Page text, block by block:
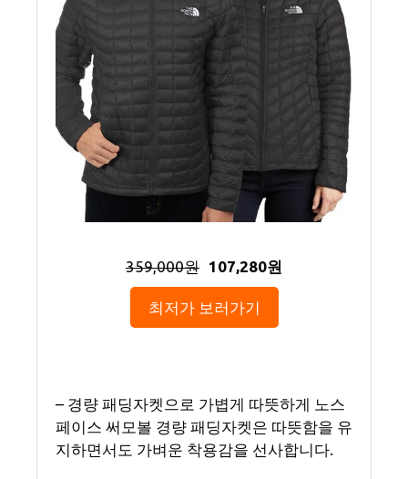
359,000원 107,280원
최저가 보러가기
– 경량 패딩자켓으로 가볍게 따뜻하게 노스
페이스 써모볼 경량 패딩자켓은 따뜻함을 유
지하면서도 가벼운 착용감을 선사합니다.